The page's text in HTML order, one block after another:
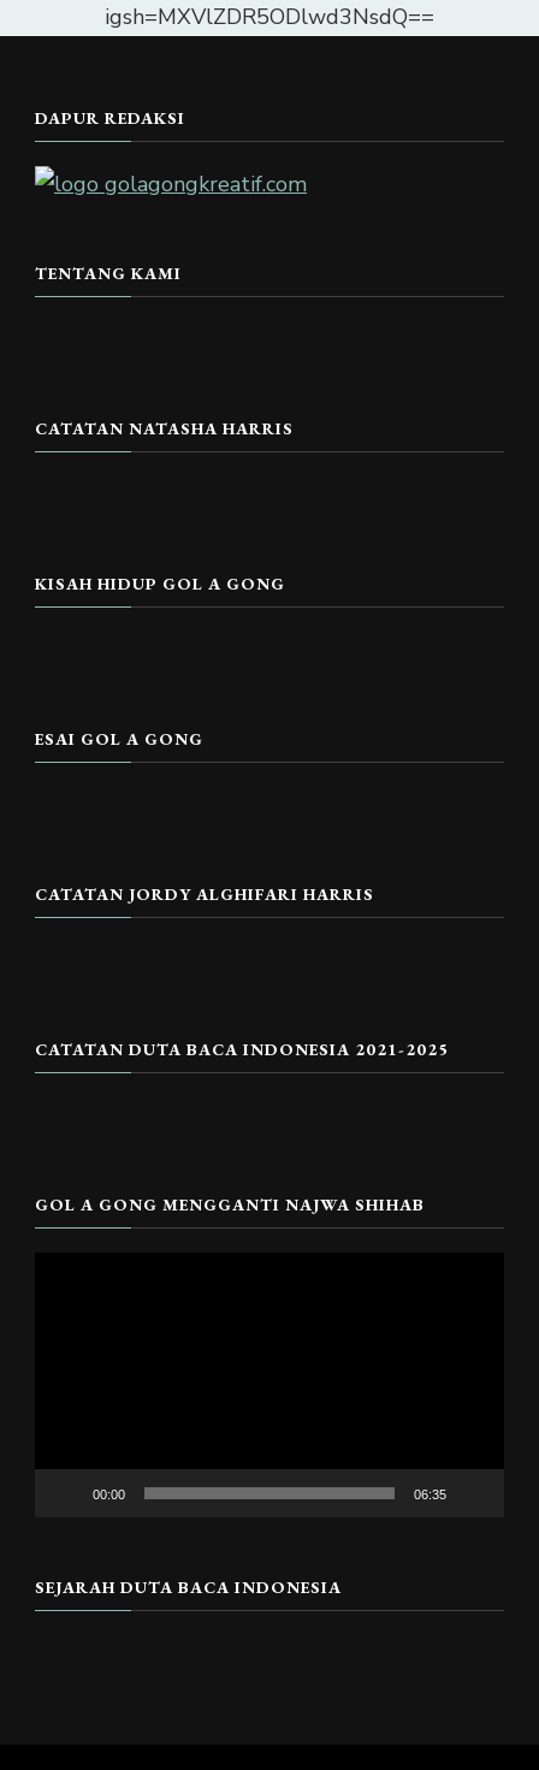
igsh=MXVlZDR5ODlwd3NsdQ==
DAPUR REDAKSI
TENTANG KAMI
CATATAN NATASHA HARRIS
KISAH HIDUP GOL A GONG
ESAI GOL A GONG
CATATAN JORDY ALGHIFARI HARRIS
CATATAN DUTA BACA INDONESIA 2021-2025
GOL A GONG MENGGANTI NAJWA SHIHAB
00:00 06:35
SEJARAH DUTA BACA INDONESIA